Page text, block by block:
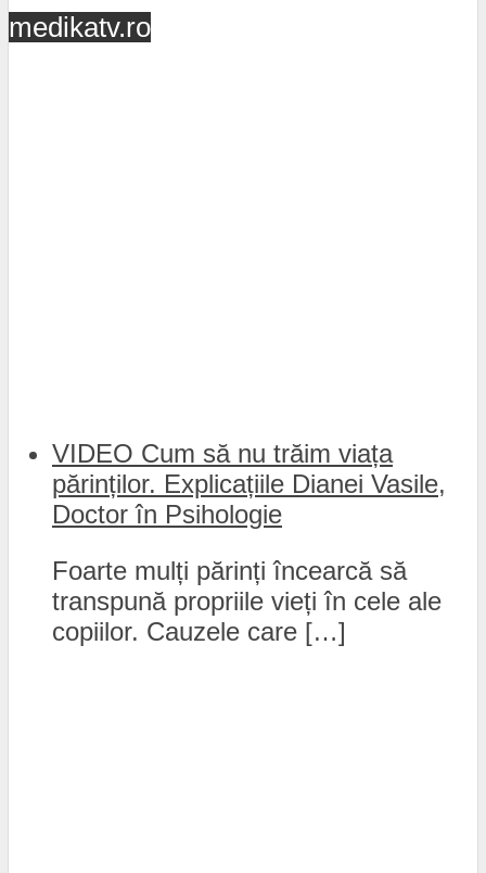
medikatv.ro
VIDEO Cum să nu trăim viața
părinților. Explicațiile Dianei Vasile,
Doctor în Psihologie
Foarte mulți părinți încearcă să
transpună propriile vieți în cele ale
copiilor. Cauzele care […]